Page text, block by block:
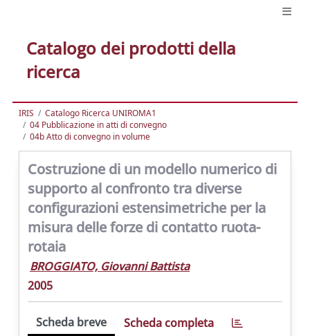
Catalogo dei prodotti della
ricerca
IRIS
Catalogo Ricerca UNIROMA1
04 Pubblicazione in atti di convegno
04b Atto di convegno in volume
Costruzione di un modello numerico di
supporto al confronto tra diverse
configurazioni estensimetriche per la
misura delle forze di contatto ruota-
rotaia
BROGGIATO, Giovanni Battista
2005
Scheda breve Scheda completa